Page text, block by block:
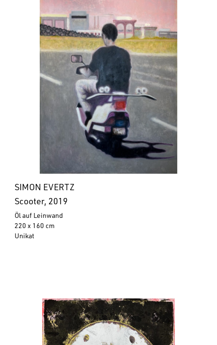
SIMON EVERTZ
Scooter, 2019
Öl auf Leinwand
220 x 160 cm
Unikat